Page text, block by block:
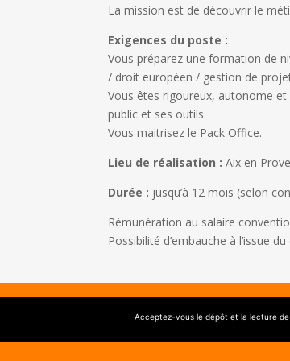
La mission est de découvrir le
Exigences du poste :
Vous préparez une formation de
/ droit européen / gestion de
Vous êtes rigoureux, autonome
public et ses outils.
Vous maitrisez le Pack Office.
Lieu de réalisation : Aix en
Durée : jusqu’à 12 mois (selon
Rémunération au salaire
Possibilité d’embauche à l’issue
Acceptez-vous le dépôt et la lecture